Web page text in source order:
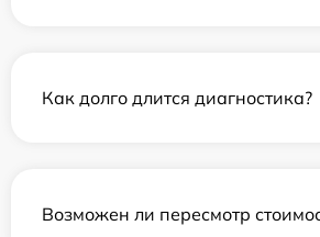
Как долго длится диагностика?
Возможен ли пересмотр